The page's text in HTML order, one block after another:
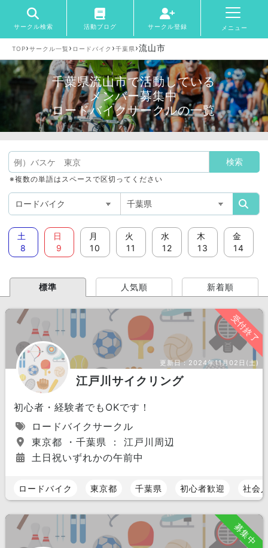
サークル検索 活動ブログ サークル登録 メニュー
TOP›サークル一覧 › ロードバイク ›千葉県›流山市
千葉県流山市で活動している
メンバー募集中
ロードバイクサークルの一覧
※複数の単語はスペースで区切ってください
土
8
日
9
月
10
火
11
水
12
木
13
金
14
標準 人気順 新着順
受付終了
更新日： 2024年11月02日(土)
江戸川サイクリング
初心者・経験者でもOKです！
ロードバイクサークル
東京都 ・千葉県 ： 江戸川周辺
土日祝いずれかの午前中
ロードバイク 東京都 千葉県 初心者歓迎 社会
募集中